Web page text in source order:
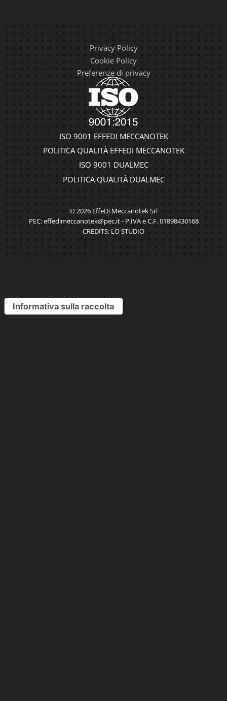
Privacy Policy
Cookie Policy
Preferenze di privacy
ISO 9001 EFFEDI MECCANOTEK
POLITICA QUALITÀ EFFEDI MECCANOTEK
ISO 9001 DUALMEC
POLITICA QUALITÀ DUALMEC
© 2026 EffeDi Meccanotek Srl
PEC: effedimeccanotek@pec.it - P.IVA e C.F. 01898430168
CREDITS: LO STUDIO
Informativa sulla raccolta